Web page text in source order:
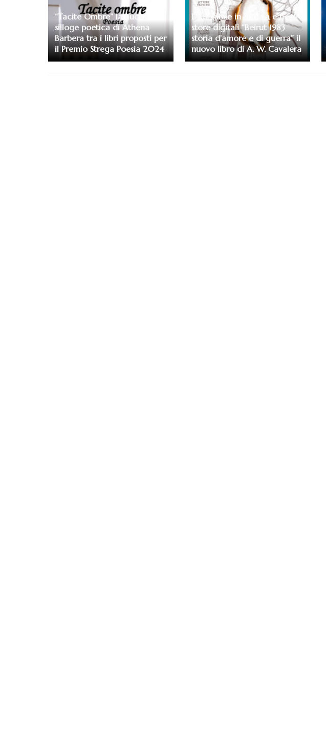
“Tacite Ombre” la nuova
silloge poetica di Athena
Barbera tra i libri proposti per
il Premio Strega Poesia 2024
Disponibile in libreria e negli
store digitali “Beirut 1983
storia d'amore e di guerra” il
nuovo libro di A. W. Cavalera